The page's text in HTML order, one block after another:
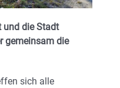
und die Stadt
gemeinsam die
sich alle